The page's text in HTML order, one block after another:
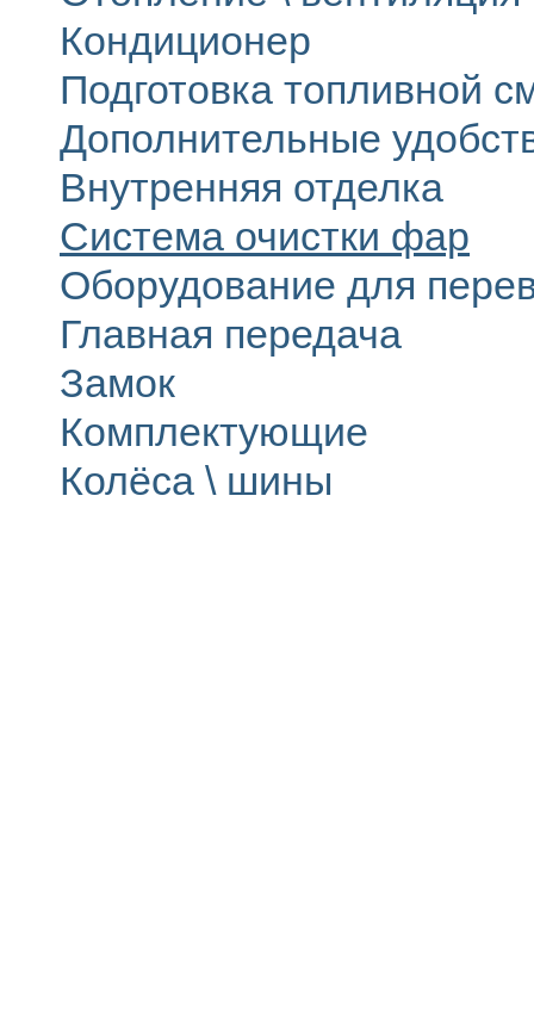
Кондиционер
Подготовка топливной
Дополнительные
Внутренняя отделка
Система очистки фар
Оборудование для
Главная передача
Замок
Комплектующие
Колёса \ шины